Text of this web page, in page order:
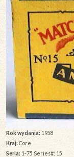
Rok wydania: 1958
Kraj:Core
Seria: 1-75 Series#: 15